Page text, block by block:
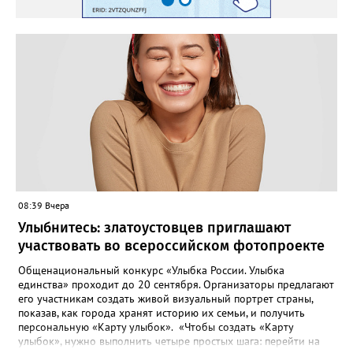
08:39 Вчера
Улыбнитесь: златоустовцев приглашают
участвовать во всероссийском фотопроекте
Общенациональный конкурс «Улыбка России. Улыбка
единства» проходит до 20 сентября. Организаторы предлагают
его участникам создать живой визуальный портрет страны,
показав, как города хранят историю их семьи, и получить
персональную «Карту улыбок». «Чтобы создать «Карту
улыбок», нужно выполнить четыре простых шага: перейти на